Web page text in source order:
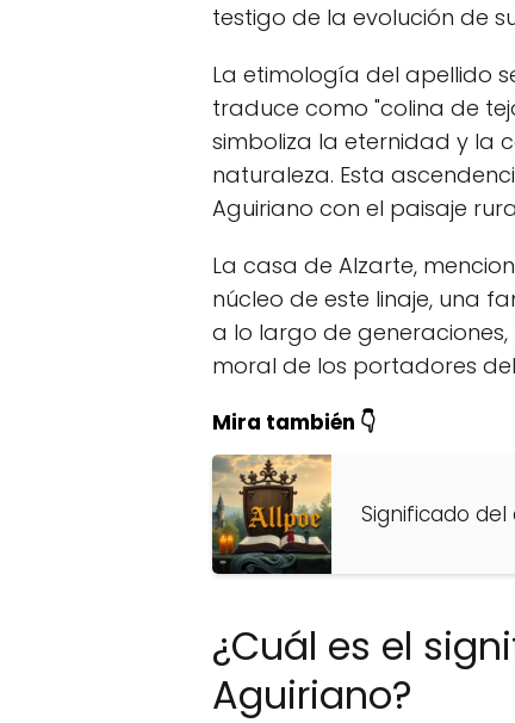
testigo de la evolución de
La etimología del apellido
traduce como "colina de
simboliza la eternidad y la
naturaleza. Esta
Aguiriano con el paisaje
La casa de Alzarte,
núcleo de este linaje, una
a lo largo de
moral de los portadores
Mira también 👇
Significado
¿Cuál es el
Aguiriano?